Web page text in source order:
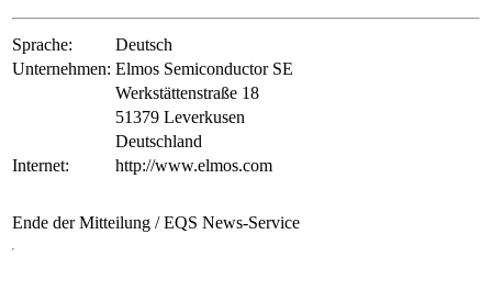
Sprache:
Deutsch
Unternehmen: Elmos Semiconductor SE
Werkstättenstraße 18
51379 Leverkusen
Deutschland
Internet:
http://www.elmos.com
Ende der Mitteilung / EQS News-Service